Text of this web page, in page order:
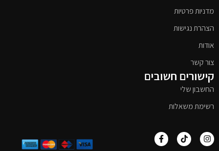
מדניות פרטיות
הצהרת נגישות
אודות
צור קשר
קישורים חשובים
החשבון שלי
רשימת משאלות